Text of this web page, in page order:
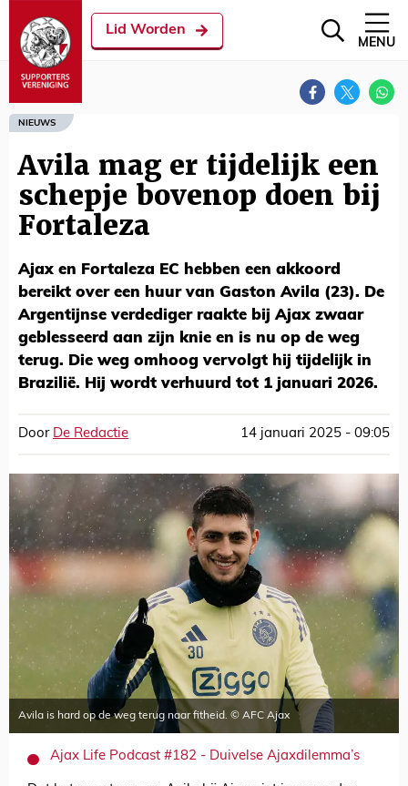
Lid Worden
MENU
NIEUWS
Avila mag er tijdelijk een
schepje bovenop doen bij
Fortaleza
Ajax en Fortaleza EC hebben een akkoord
bereikt over een huur van Gaston Avila (23). De
Argentijnse verdediger raakte bij Ajax zwaar
geblesseerd aan zijn knie en is nu op de weg
terug. Die weg omhoog vervolgt hij tijdelijk in
Brazilië. Hij wordt verhuurd tot 1 januari 2026.
Door De Redactie 14 januari 2025 - 09:05
Avila is hard op de weg terug naar fitheid. © AFC Ajax
Ajax Life Podcast #182 - Duivelse Ajaxdilemma’s